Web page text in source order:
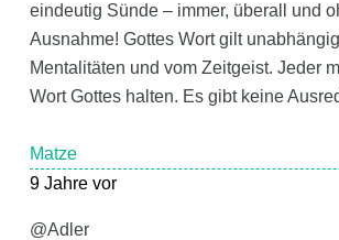
eindeutig Sünde – immer, überall und
Ausnahme! Gottes Wort gilt
Mentalitäten und vom Zeitgeist. Jeder
Wort Gottes halten. Es gibt keine
Matze
9 Jahre vor
@Adler